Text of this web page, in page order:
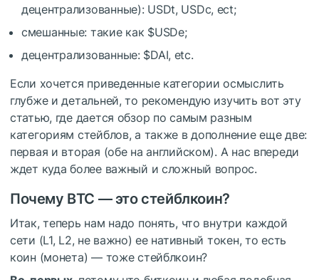
децентрализованные): USDt, USDc, ect;
смешанные: такие как $USDe;
децентрализованные: $DAI, etc.
Если хочется приведенные категории осмыслить
глубже и детальней, то рекомендую изучить вот эту
статью, где дается обзор по самым разным
категориям стейблов, а также в дополнение еще две:
первая и вторая (обе на английском). А нас впереди
ждет куда более важный и сложный вопрос.
Почему BTC — это стейблкоин?
Итак, теперь нам надо понять, что внутри каждой
сети (L1, L2, не важно) ее нативный токен, то есть
коин (монета) — тоже стейблкоин?